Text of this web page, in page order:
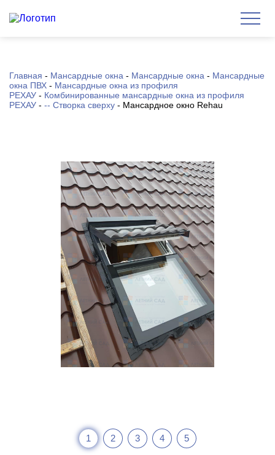
Главная - Мансардные окна - Мансардные окна - Мансардные
окна ПВХ - Мансардные окна из профиля
РЕХАУ - Комбинированные мансардные окна из профиля
РЕХАУ - -- Створка сверху - Мансардное окно Rehau
1 2 3 4 5